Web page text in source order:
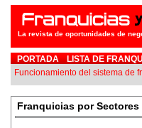
La revista de oportunidades de
PORTADA LISTA DE
Funcionamiento del sistema de
Franquicias por Sectores